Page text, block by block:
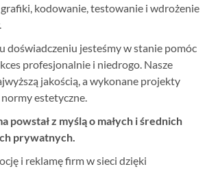
kodowanie, testowanie i wdrożenie
doświadczeniu jesteśmy w stanie pomóc
profesjonalnie i niedrogo. Nasze
jakością, a wykonane projekty
estetyczne.
powstał z myślą o małych i średnich
prywatnych.
i reklamę firm w sieci dzięki